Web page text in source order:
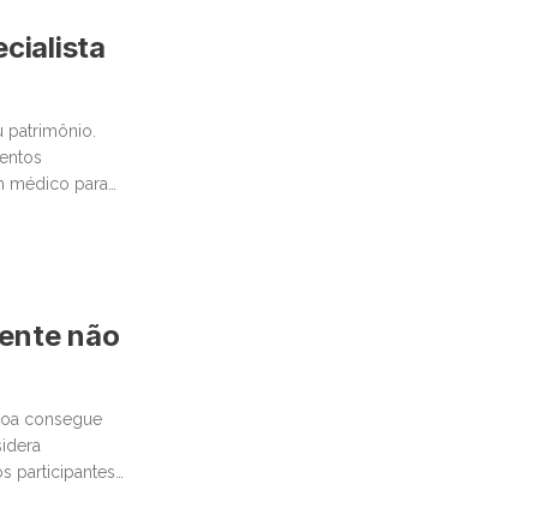
patrimônio.
médico para
não
consegue
participantes